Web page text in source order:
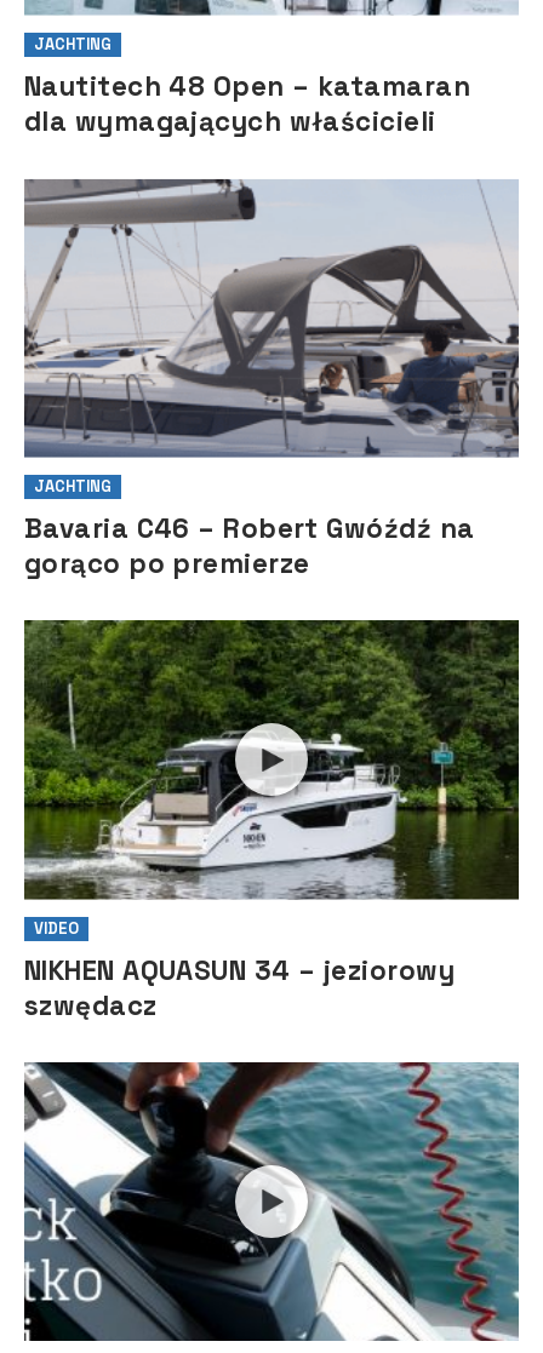
JACHTING
Nautitech 48 Open – katamaran
dla wymagających właścicieli
JACHTING
Bavaria C46 – Robert Gwóźdź na
gorąco po premierze
VIDEO
NIKHEN AQUASUN 34 – jeziorowy
szwędacz